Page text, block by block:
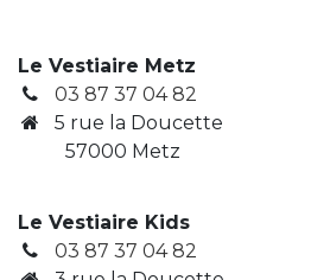
Le Vestiaire Metz
03 87 37 04 82
5 rue la Doucette
57000 Metz
Le Vestiaire Kids
03 87 37 04 82